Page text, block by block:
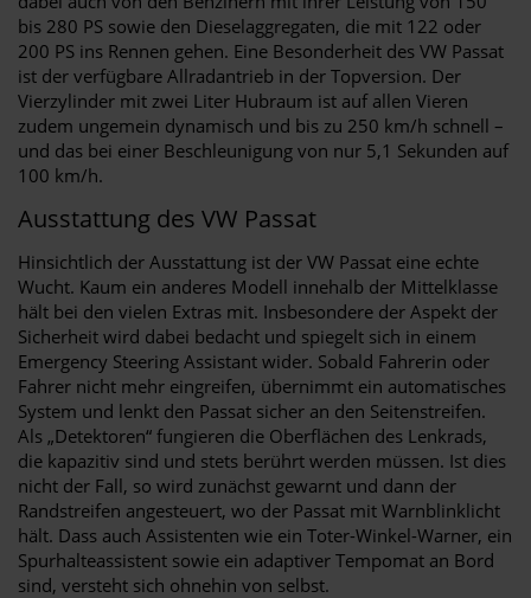
bis 280 PS sowie den Dieselaggregaten, die mit 122 oder
200 PS ins Rennen gehen. Eine Besonderheit des VW Passat
ist der verfügbare Allradantrieb in der Topversion. Der
Vierzylinder mit zwei Liter Hubraum ist auf allen Vieren
zudem ungemein dynamisch und bis zu 250 km/h schnell –
und das bei einer Beschleunigung von nur 5,1 Sekunden auf
100 km/h.
Ausstattung des VW Passat
Hinsichtlich der Ausstattung ist der VW Passat eine echte
Wucht. Kaum ein anderes Modell innehalb der Mittelklasse
hält bei den vielen Extras mit. Insbesondere der Aspekt der
Sicherheit wird dabei bedacht und spiegelt sich in einem
Emergency Steering Assistant wider. Sobald Fahrerin oder
Fahrer nicht mehr eingreifen, übernimmt ein automatisches
System und lenkt den Passat sicher an den Seitenstreifen.
Als „Detektoren“ fungieren die Oberflächen des Lenkrads,
die kapazitiv sind und stets berührt werden müssen. Ist dies
nicht der Fall, so wird zunächst gewarnt und dann der
Randstreifen angesteuert, wo der Passat mit Warnblinklicht
hält. Dass auch Assistenten wie ein Toter-Winkel-Warner, ein
Spurhalteassistent sowie ein adaptiver Tempomat an Bord
sind, versteht sich ohnehin von selbst.